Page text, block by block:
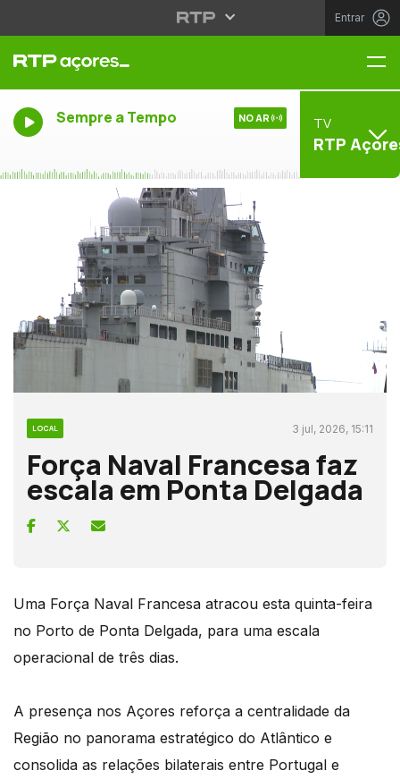
Entrar
Sempre a Tempo NO AR TV
RTP
LOCAL 3 jul, 2026, 15:11
Força Naval Francesa faz
escala em Ponta Delgada
Uma Força Naval Francesa atracou esta quinta-feira
no Porto de Ponta Delgada, para uma escala
operacional de três dias.
A presença nos Açores reforça a centralidade da
Região no panorama estratégico do Atlântico e
consolida as relações bilaterais entre Portugal e